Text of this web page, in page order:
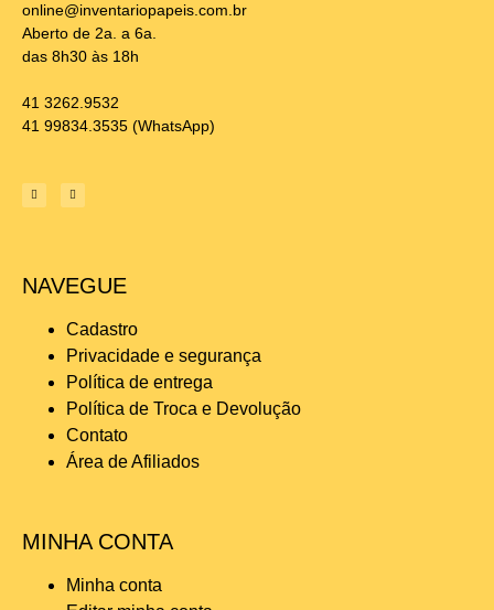
online@inventariopapeis.com.br
Aberto de 2a. a 6a.
das 8h30 às 18h
41 3262.9532
41 99834.3535 (WhatsApp)
NAVEGUE
Cadastro
Privacidade e segurança
Política de entrega
Política de Troca e Devolução
Contato
Área de Afiliados
MINHA CONTA
Minha conta